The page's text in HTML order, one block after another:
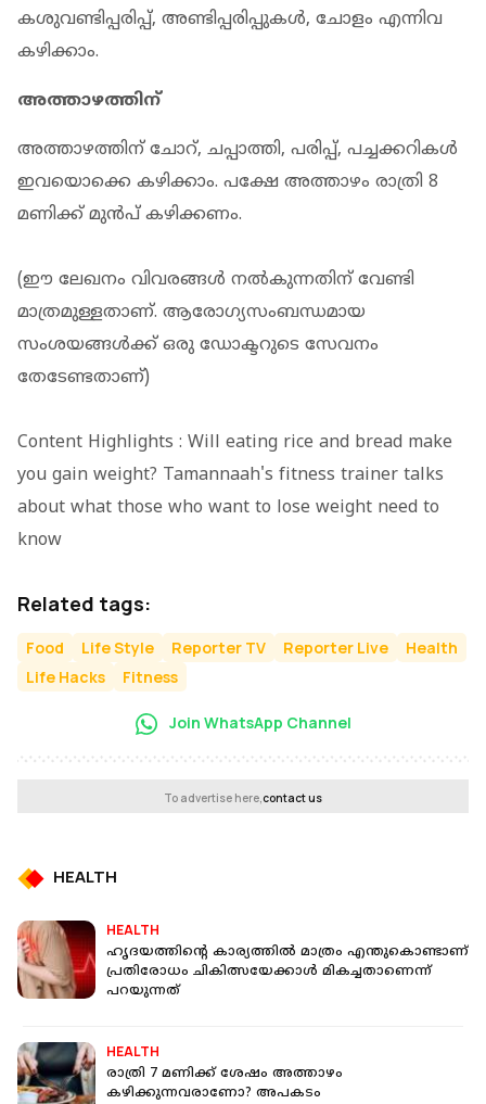
കശുവണ്ടിപ്പരിപ്പ്, അണ്ടിപ്പരിപ്പുകള്‍, ചോളം എന്നിവ
കഴിക്കാം.
അത്താഴത്തിന്
അത്താഴത്തിന് ചോറ്, ചപ്പാത്തി, പരിപ്പ്, പച്ചക്കറികള്‍
ഇവയൊക്കെ കഴിക്കാം. പക്ഷേ അത്താഴം രാത്രി 8
മണിക്ക് മുന്‍പ് കഴിക്കണം.
(ഈ ലേഖനം വിവരങ്ങള്‍ നല്‍കുന്നതിന് വേണ്ടി
മാത്രമുള്ളതാണ്. ആരോഗ്യസംബന്ധമായ
സംശയങ്ങള്‍ക്ക് ഒരു ഡോക്ടറുടെ സേവനം
തേടേണ്ടതാണ്)
Content Highlights : Will eating rice and bread make
you gain weight? Tamannaah's fitness trainer talks
about what those who want to lose weight need to
know
Related tags:
Food Life Style Reporter TV Reporter Live
Health
Life Hacks
Fitness
Join WhatsApp Channel
To advertise here,contact us
HEALTH
HEALTH
ഹൃദയത്തിന്റെ കാര്യത്തിൽ മാത്രം എന്തുകൊണ്ടാണ്
പ്രതിരോധം ചികിത്സയേക്കാൾ മികച്ചതാണെന്ന്
പറയുന്നത്
HEALTH
രാത്രി 7 മണിക്ക് ശേഷം അത്താഴം
കഴിക്കുന്നവരാണോ? അപകടം